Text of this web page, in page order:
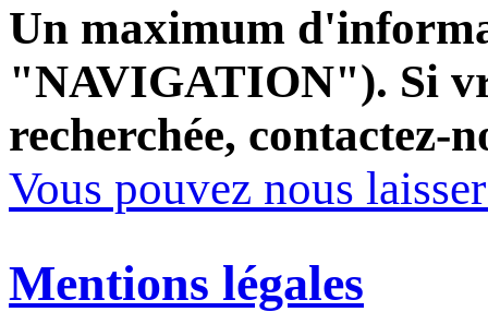
Un maximum
"NAVIGATION"). Si
recherchée, contactez-
Vous pouvez nous
Mentions légales